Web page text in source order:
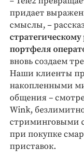
придает
смыслы, –
портфеля
вновь создаем
Наши клиенты
накопленными
общения –
Wink,
стриминговыми
при покупке
приставок.